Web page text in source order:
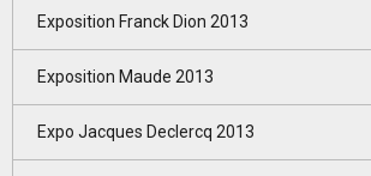
Exposition Franck Dion 2013
Exposition Maude 2013
Expo Jacques Declercq 2013